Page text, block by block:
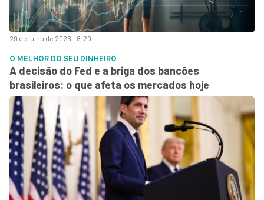
29 de julho de 2026 - 8:20
O MELHOR DO SEU DINHEIRO
A decisão do Fed e a briga dos bancões
brasileiros: o que afeta os mercados hoje